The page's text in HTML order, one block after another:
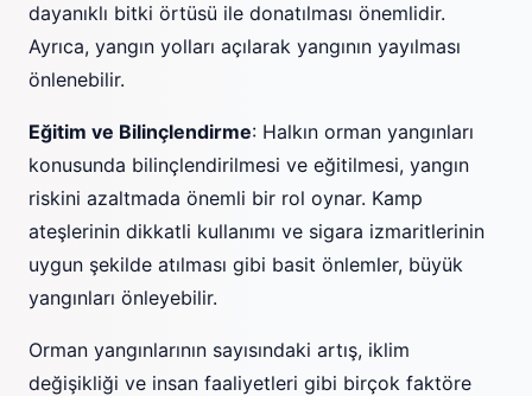
dayanıklı bitki örtüsü ile donatılması önemlidir.
Ayrıca, yangın yolları açılarak yangının yayılması
önlenebilir.
Eğitim ve Bilinçlendirme: Halkın orman yangınları
konusunda bilinçlendirilmesi ve eğitilmesi, yangın
riskini azaltmada önemli bir rol oynar. Kamp
ateşlerinin dikkatli kullanımı ve sigara izmaritlerinin
uygun şekilde atılması gibi basit önlemler, büyük
yangınları önleyebilir.
Orman yangınlarının sayısındaki artış, iklim
değişikliği ve insan faaliyetleri gibi birçok faktöre